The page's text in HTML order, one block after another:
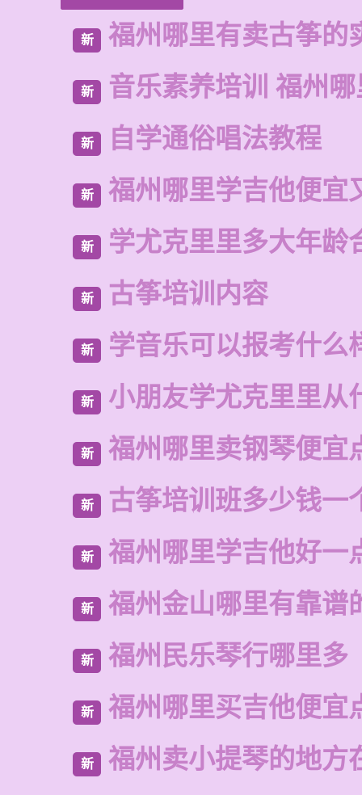
新 福州哪里有卖古筝的
新 音乐素养培训 福州
新 自学通俗唱法教程
新 福州哪里学吉他便宜
新 学尤克里里多大年龄
新 古筝培训内容
新 学音乐可以报考什么
新 小朋友学尤克里里从
新 福州哪里卖钢琴便宜
新 古筝培训班多少钱一
新 福州哪里学吉他好一
新 福州金山哪里有靠谱
新 福州民乐琴行哪里多
新 福州哪里买吉他便宜
新 福州卖小提琴的地方